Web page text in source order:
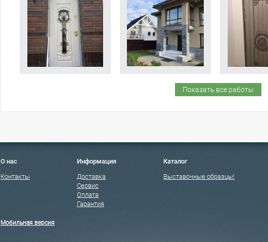
Показать все работы
О нас
Контакты
Информация
Доставка
Сервис
Оплата
Гарантия
Каталог
Выставочные образцы!
Мобильная версия